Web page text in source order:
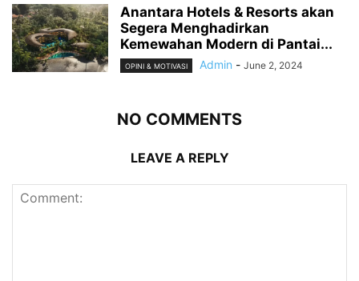
Anantara Hotels & Resorts akan
Segera Menghadirkan
Kemewahan Modern di Pantai...
OPINI & MOTIVASI Admin - June 2, 2024
NO COMMENTS
LEAVE A REPLY